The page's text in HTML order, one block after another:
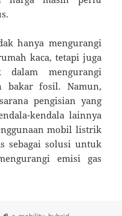
hanya mengurangi
kaca, tetapi juga
dalam mengurangi
bakar fosil. Namun,
pengisian yang
kendala lainnya
mobil listrik
sebagai solusi untuk
emisi gas